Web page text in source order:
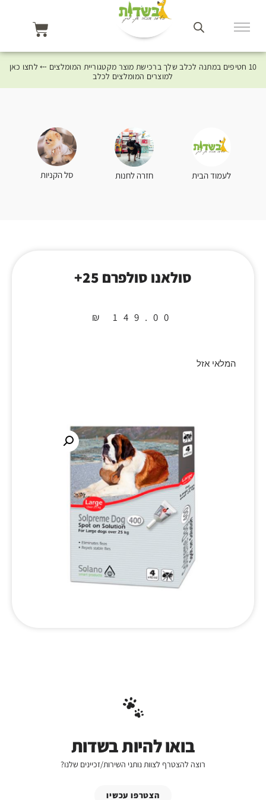
10 חטיפים במתנה לכלב שלך ברכישת מוצר מקטגוריית המומלצים ⤎ לחצו כאן
למוצרים המומלצים לכלב
לעמוד הבית חזרה לחנות סל הקניות
סולאנו סולפרם 25+
₪ 149.00
המלאי אזל
בואו להיות בשדות
רוצה להצטרף לצוות נותני השירות/זכיינים שלנו?
הצטרפו עכשיו